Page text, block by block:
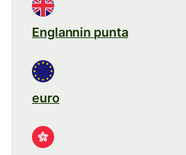
Englannin punta
euro